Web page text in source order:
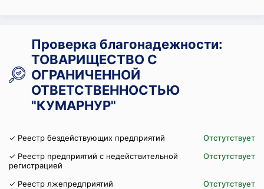
Проверка благонадежности:
ТОВАРИЩЕСТВО С
ОГРАНИЧЕННОЙ
ОТВЕТСТВЕННОСТЬЮ
"КУМАРНУР"
✓ Реестр бездействующих предприятий
Отстутствует
✓ Реестр предприятий с недействительной
регистрацией
Отстутствует
✓ Реестр лжепредприятий
Отстутствует